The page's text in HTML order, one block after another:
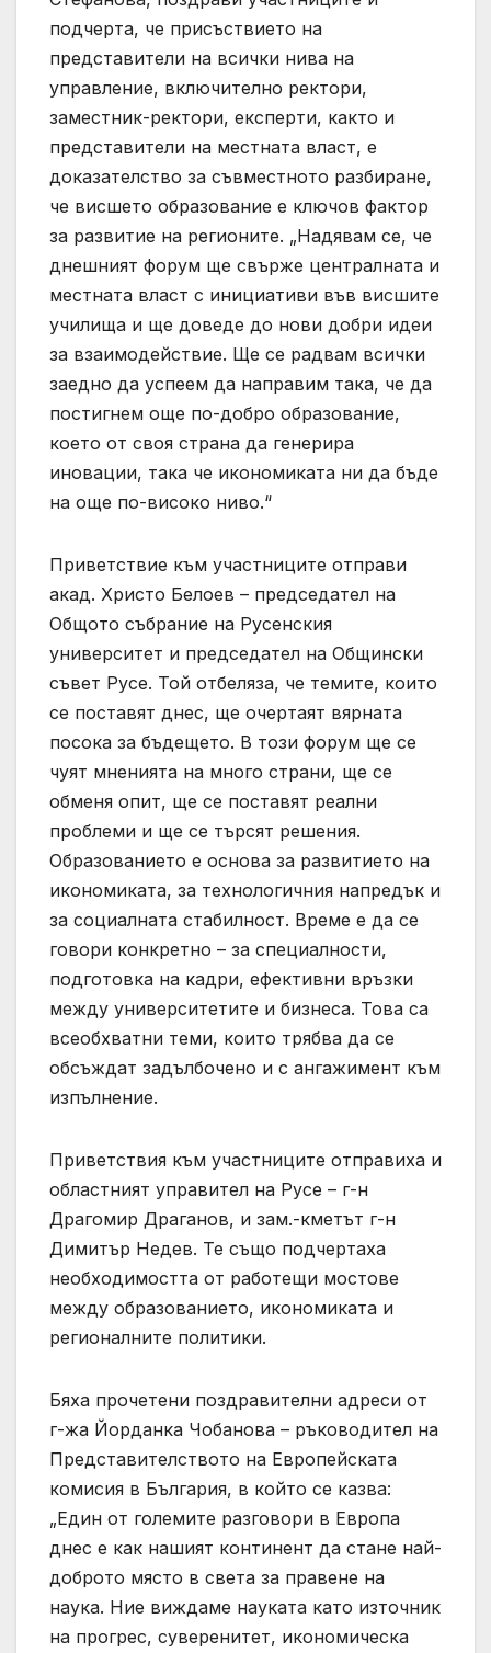
подчерта, че присъствието на
представители на всички нива на
управление, включително ректори,
заместник-ректори, експерти, както и
представители на местната власт, е
доказателство за съвместното разбиране,
че висшето образование е ключов фактор
за развитие на регионите. „Надявам се, че
днешният форум ще свърже централната и
местната власт с инициативи във висшите
училища и ще доведе до нови добри идеи
за взаимодействие. Ще се радвам всички
заедно да успеем да направим така, че да
постигнем още по-добро образование,
което от своя страна да генерира
иновации, така че икономиката ни да бъде
на още по-високо ниво.“
Приветствие към участниците отправи
акад. Христо Белоев – председател на
Общото събрание на Русенския
университет и председател на Общински
съвет Русе. Той отбеляза, че темите, които
се поставят днес, ще очертаят вярната
посока за бъдещето. В този форум ще се
чуят мненията на много страни, ще се
обменя опит, ще се поставят реални
проблеми и ще се търсят решения.
Образованието е основа за развитието на
икономиката, за технологичния напредък и
за социалната стабилност. Време е да се
говори конкретно – за специалности,
подготовка на кадри, ефективни връзки
между университетите и бизнеса. Това са
всеобхватни теми, които трябва да се
обсъждат задълбочено и с ангажимент към
изпълнение.
Приветствия към участниците отправиха и
областният управител на Русе – г-н
Драгомир Драганов, и зам.-кметът г-н
Димитър Недев. Те също подчертаха
необходимостта от работещи мостове
между образованието, икономиката и
регионалните политики.
Бяха прочетени поздравителни адреси от
г-жа Йорданка Чобанова – ръководител на
Представителството на Европейската
комисия в България, в който се казва:
„Един от големите разговори в Европа
днес е как нашият континент да стане най-
доброто място в света за правене на
наука. Ние виждаме науката като източник
на прогрес, суверенитет, икономическа